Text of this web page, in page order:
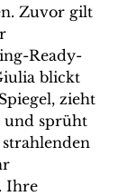
Zuvor gilt
Ready-
blickt
zieht
und sprüht
Ihre